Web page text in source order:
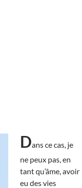
Dans ce cas, je
ne peux pas, en
tant qu’âme, avoir
eu des vies